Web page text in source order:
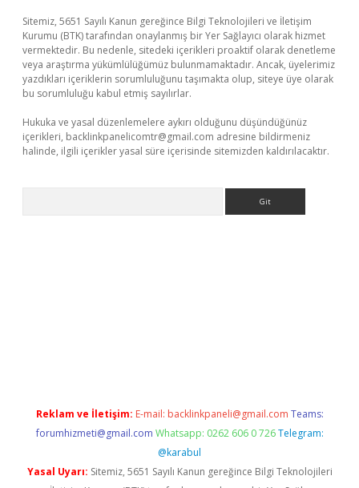
Sitemiz, 5651 Sayılı Kanun gereğince Bilgi Teknolojileri ve İletişim
Kurumu (BTK) tarafından onaylanmış bir Yer Sağlayıcı olarak hizmet
vermektedir. Bu nedenle, sitedeki içerikleri proaktif olarak denetleme
veya araştırma yükümlülüğümüz bulunmamaktadır. Ancak, üyelerimiz
yazdıkları içeriklerin sorumluluğunu taşımakta olup, siteye üye olarak
bu sorumluluğu kabul etmiş sayılırlar.
Hukuka ve yasal düzenlemelere aykırı olduğunu düşündüğünüz
içerikleri, backlinkpanelicomtr@gmail.com adresine bildirmeniz
halinde, ilgili içerikler yasal süre içerisinde sitemizden kaldırılacaktır.
Reklam ve İletişim: E-mail: backlinkpaneli@gmail.com Teams:
forumhizmeti@gmail.com Whatsapp: 0262 606 0 726 Telegram:
@karabul
Yasal Uyarı: Sitemiz, 5651 Sayılı Kanun gereğince Bilgi Teknolojileri